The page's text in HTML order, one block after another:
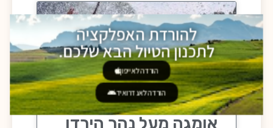
אומגה מעל נהר הירדן
להורדת האפלקציה
לתכנון הטיול הבא שלכם.
הורדה לאייפון
הורדה לאנדרואיד